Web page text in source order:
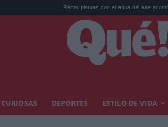
Regar plantas con el agua del aire acondicionado: ...
CURIOSAS DEPORTES ESTILO DE VIDA